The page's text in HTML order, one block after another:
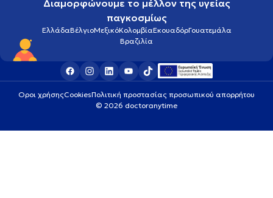
Διαμορφώνουμε το μέλλον της υγείας
παγκοσμίως
ΕλλάδαΒέλγιοΜεξικόΚολομβίαΕκουαδόρΓουατεμάλα
Βραζιλία
Οροι χρήσηςCookiesΠολιτική προστασίας προσωπικού απορρήτου
© 2026 doctoranytime